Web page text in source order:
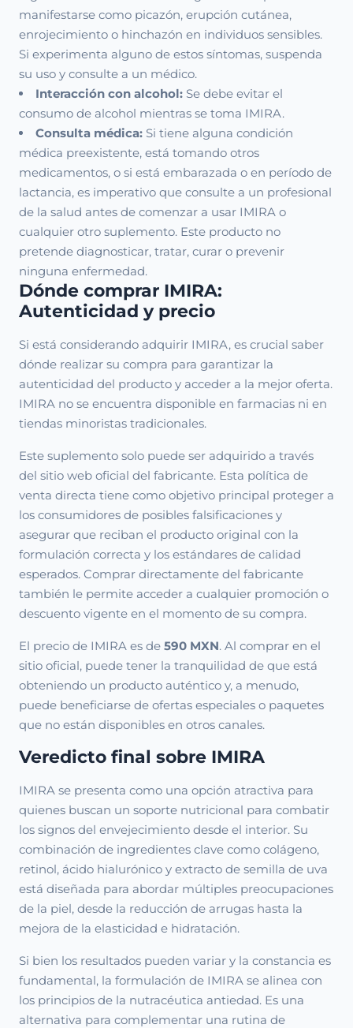
manifestarse como picazón, erupción cutánea,
enrojecimiento o hinchazón en individuos sensibles.
Si experimenta alguno de estos síntomas, suspenda
su uso y consulte a un médico.
Interacción con alcohol: Se debe evitar el
consumo de alcohol mientras se toma IMIRA.
Consulta médica: Si tiene alguna condición
médica preexistente, está tomando otros
medicamentos, o si está embarazada o en período de
lactancia, es imperativo que consulte a un profesional
de la salud antes de comenzar a usar IMIRA o
cualquier otro suplemento. Este producto no
pretende diagnosticar, tratar, curar o prevenir
ninguna enfermedad.
Dónde comprar IMIRA:
Autenticidad y precio
Si está considerando adquirir IMIRA, es crucial saber
dónde realizar su compra para garantizar la
autenticidad del producto y acceder a la mejor oferta.
IMIRA no se encuentra disponible en farmacias ni en
tiendas minoristas tradicionales.
Este suplemento solo puede ser adquirido a través
del sitio web oficial del fabricante. Esta política de
venta directa tiene como objetivo principal proteger a
los consumidores de posibles falsificaciones y
asegurar que reciban el producto original con la
formulación correcta y los estándares de calidad
esperados. Comprar directamente del fabricante
también le permite acceder a cualquier promoción o
descuento vigente en el momento de su compra.
El precio de IMIRA es de 590 MXN. Al comprar en el
sitio oficial, puede tener la tranquilidad de que está
obteniendo un producto auténtico y, a menudo,
puede beneficiarse de ofertas especiales o paquetes
que no están disponibles en otros canales.
Veredicto final sobre IMIRA
IMIRA se presenta como una opción atractiva para
quienes buscan un soporte nutricional para combatir
los signos del envejecimiento desde el interior. Su
combinación de ingredientes clave como colágeno,
retinol, ácido hialurónico y extracto de semilla de uva
está diseñada para abordar múltiples preocupaciones
de la piel, desde la reducción de arrugas hasta la
mejora de la elasticidad e hidratación.
Si bien los resultados pueden variar y la constancia es
fundamental, la formulación de IMIRA se alinea con
los principios de la nutracéutica antiedad. Es una
alternativa para complementar una rutina de